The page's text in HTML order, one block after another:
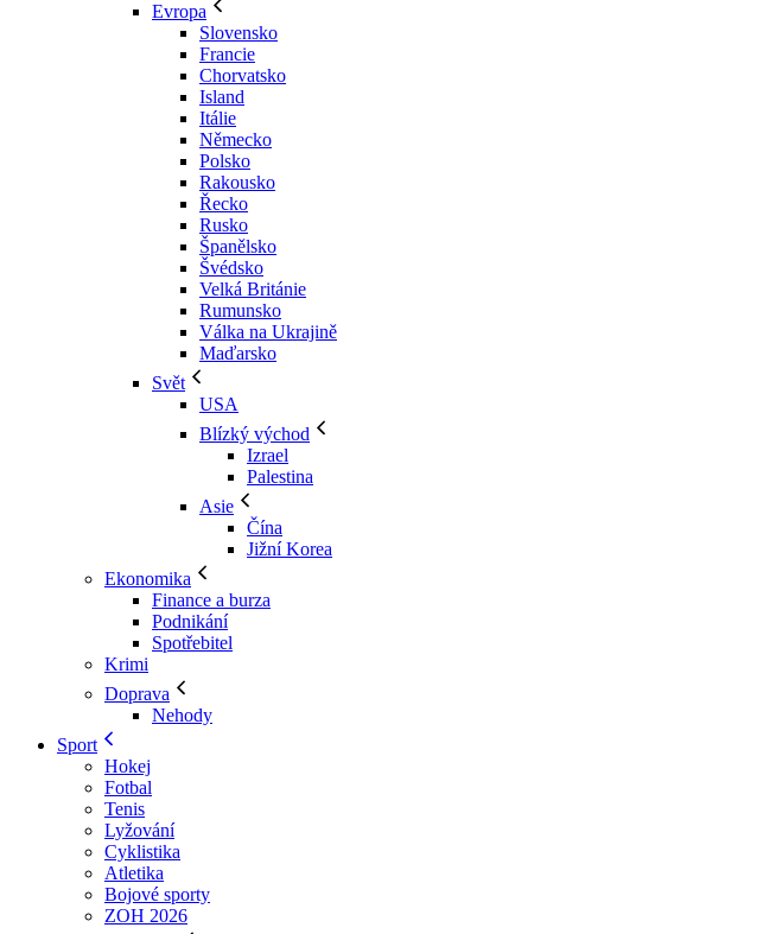
Evropa
Slovensko
Francie
Chorvatsko
Island
Itálie
Německo
Polsko
Rakousko
Řecko
Rusko
Španělsko
Švédsko
Velká Británie
Rumunsko
Válka na Ukrajině
Maďarsko
Svět
USA
Blízký východ
Izrael
Palestina
Asie
Čína
Jižní Korea
Ekonomika
Finance a burza
Podnikání
Spotřebitel
Krimi
Doprava
Nehody
Sport
Hokej
Fotbal
Tenis
Lyžování
Cyklistika
Atletika
Bojové sporty
ZOH 2026